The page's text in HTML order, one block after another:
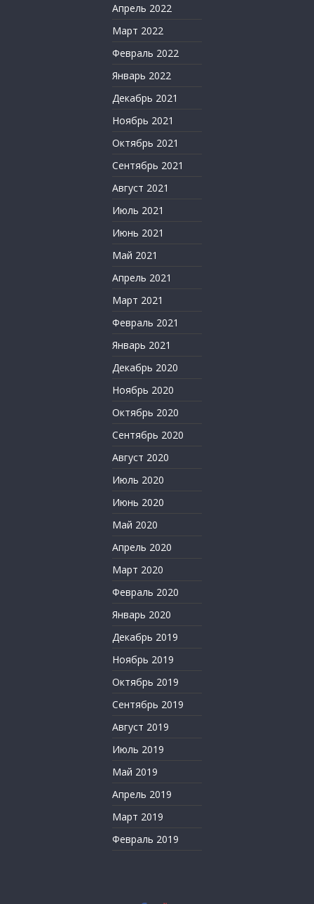
Апрель 2022
Март 2022
Февраль 2022
Январь 2022
Декабрь 2021
Ноябрь 2021
Октябрь 2021
Сентябрь 2021
Август 2021
Июль 2021
Июнь 2021
Май 2021
Апрель 2021
Март 2021
Февраль 2021
Январь 2021
Декабрь 2020
Ноябрь 2020
Октябрь 2020
Сентябрь 2020
Август 2020
Июль 2020
Июнь 2020
Май 2020
Апрель 2020
Март 2020
Февраль 2020
Январь 2020
Декабрь 2019
Ноябрь 2019
Октябрь 2019
Сентябрь 2019
Август 2019
Июль 2019
Май 2019
Апрель 2019
Март 2019
Февраль 2019